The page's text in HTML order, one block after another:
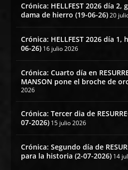
Crónica: HELLFEST 2026 día
dama de hierro (19-06-26) 20
Crónica: HELLFEST 2026 día 1,
06-26) 16 julio 2026
Crónica: Cuarto día en
MANSON pone el broche de
2026
Crónica: Tercer dia de
07-2026) 15 julio 2026
Crónica: Segundo día de
para la historia (2-07-2026) 14